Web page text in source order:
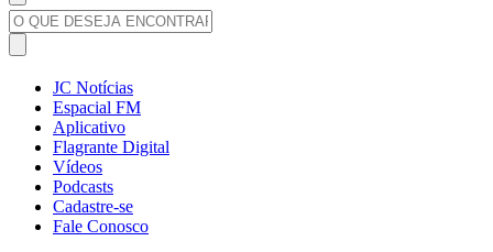
JC Notícias
Espacial FM
Aplicativo
Flagrante Digital
Vídeos
Podcasts
Cadastre-se
Fale Conosco